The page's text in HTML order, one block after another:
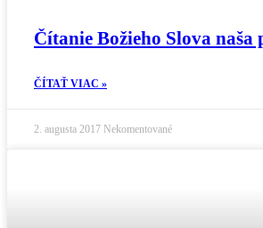
Čítanie Božieho Slova
ČÍTAŤ VIAC »
2. augusta 2017 Nekomentované